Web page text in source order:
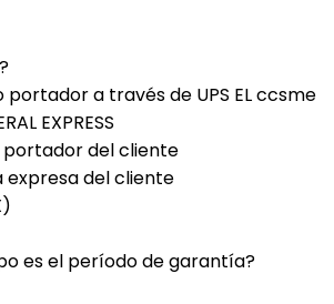
portador a través de UPS EL ccsme
EXPRESS
del cliente
del cliente
es el período de garantía?